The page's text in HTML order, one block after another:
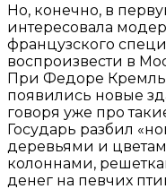
Но, конечно, в
интересовала
французского
воспроизвести в
При Федоре
появились новые
говоря уже про
Государь разбил
деревьями и
колоннами,
денег на певчих